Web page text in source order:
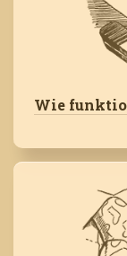
Wie